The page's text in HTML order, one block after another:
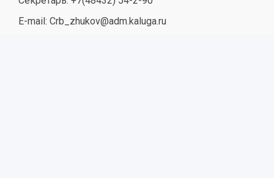
E-mail: Crb_zhukov@adm.kaluga.ru